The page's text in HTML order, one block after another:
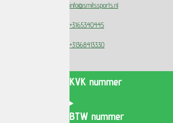
info@smitssports.nl
+3165340445
+31368413330
KVK nummer
BTW nummer